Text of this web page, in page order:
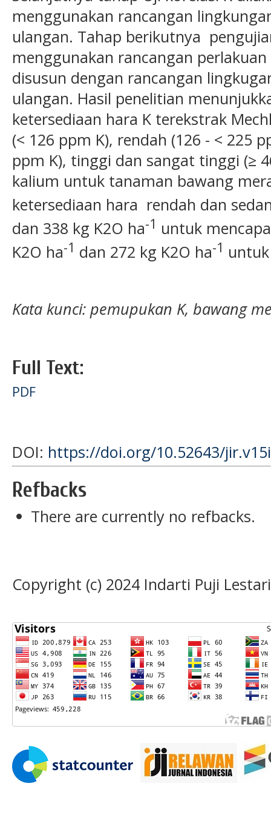
menggunakan rancangan
ulangan. Tahap berikutnya
menggunakan rancangan perlakuan
disusun dengan rancangan
ulangan. Hasil penelitian
ketersediaan hara K terekstrak
(< 126 ppm K), rendah (126 - < 225
ppm K), tinggi dan sangat tinggi (≥
kalium untuk tanaman bawang
ketersediaan hara rendah dan
dan 338 kg K2O ha-1 untuk
K2O ha-1 dan 272 kg K2O ha-1
Kata kunci: pemupukan K, bawang
Full Text:
PDF
DOI: https://doi.org/10.52643/
Refbacks
There are currently no refbacks.
Copyright (c) 2024 Indarti Puji Lestari